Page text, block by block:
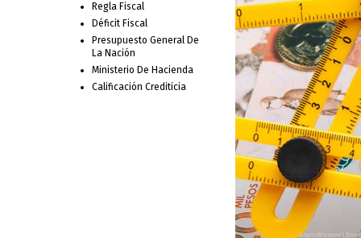
Regla Fiscal
Déficit Fiscal
Presupuesto General De
La Nación
Ministerio De Hacienda
Calificación Crediticia